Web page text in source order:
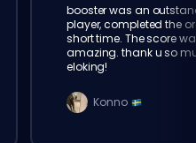
booster was an
player, completed the
short time. The score
amazing. thank u so
eloking!
Konno